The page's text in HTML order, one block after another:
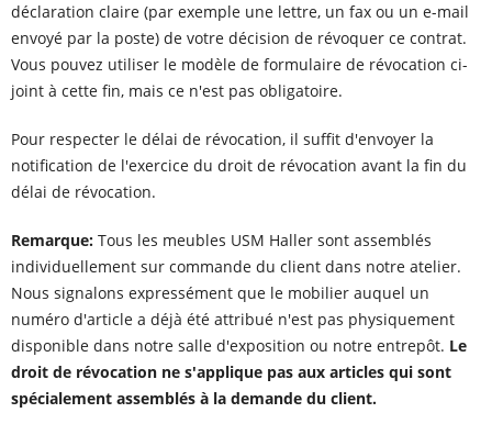
déclaration claire (par exemple une lettre, un fax ou un e-mail
envoyé par la poste) de votre décision de révoquer ce contrat.
Vous pouvez utiliser le modèle de formulaire de révocation ci-
joint à cette fin, mais ce n'est pas obligatoire.
Pour respecter le délai de révocation, il suffit d'envoyer la
notification de l'exercice du droit de révocation avant la fin du
délai de révocation.
Remarque: Tous les meubles USM Haller sont assemblés
individuellement sur commande du client dans notre atelier.
Nous signalons expressément que le mobilier auquel un
numéro d'article a déjà été attribué n'est pas physiquement
disponible dans notre salle d'exposition ou notre entrepôt. Le
droit de révocation ne s'applique pas aux articles qui sont
spécialement assemblés à la demande du client.